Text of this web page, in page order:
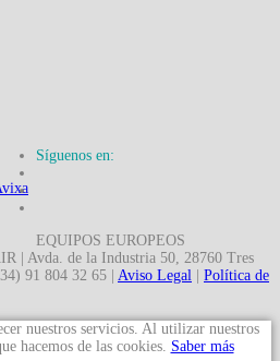
Síguenos en:
EQUIPOS EUROPEOS
| Avda. de la Industria 50, 28760 Tres
91 804 32 65 | Aviso Legal
Política de
nuestros servicios. Al utilizar nuestros
hacemos de las cookies. Saber más